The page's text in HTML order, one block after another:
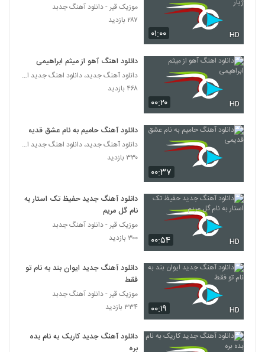
6246
آهنگ علیرضا بیرانوند بنام به سود موعود
۳۳۶ بازدید
دانلود آهنگ میثم حیدری تو رفتی (Meysam
Heydari To Rafti)
6248
موزیک زیبای تنهایی از مقداد فلاح
دانلود آهنگ امید مهدوی رومو زمین زدی
۲۴۱ بازدید
موزیک زیبای پرواز از سعید مجد
6251
علیرضا افضلی آهنگ قول میدم
۲۳۲ بازدید
6252
Erfan Kheshteh To Ke Ashegham
Naboodi
۲۴۴ بازدید
آهنگ علی یاری بنام مهمانت کنم
۰۱:۰۰ HD
موزیک قیر - دانلود آهنگ جدبد
۲۸۷ بازدید
۰۰:۲۰ HD
دانلود اهنگ آهو از میثم ابراهیمی
دانلود آهنگ جدید، دانلود اهنگ جدید ایرانی
۴۶۸ بازدید
۰۰:۳۷
دانلود آهنگ حامیم به نام عشق قدیمی
دانلود آهنگ جدید، دانلود اهنگ جدید ایرانی
۳۳۰ بازدید
۰۰:۵۴ HD
دانلود آهنگ جدید حفیظ تک استار به
نام گل مریم
موزیک قیر - دانلود آهنگ جدبد
۳۰۰ بازدید
۰۰:۱۹ HD
دانلود آهنگ جدید ایوان بند به نام تو
فقط
موزیک قیر - دانلود آهنگ جدبد
۳۳۴ بازدید
دانلود آهنگ جدید کاریک به نام بده
بره